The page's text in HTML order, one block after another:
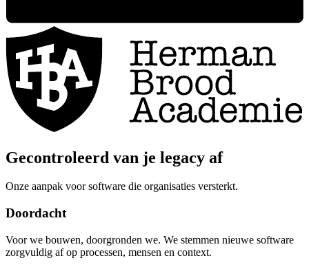
Gecontroleerd van je legacy af
Onze aanpak voor software die organisaties versterkt.
Doordacht
Voor we bouwen, doorgronden we. We stemmen nieuwe software
zorgvuldig af op processen, mensen en context.